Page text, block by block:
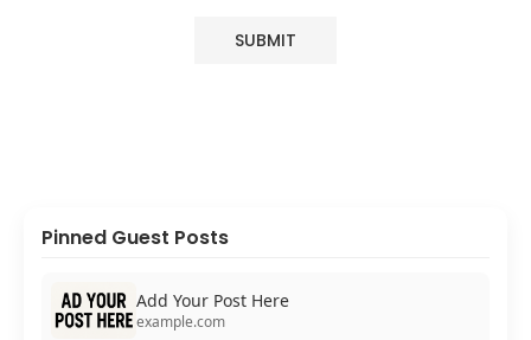
Pinned Guest Posts
Add Your Post Here
example.com